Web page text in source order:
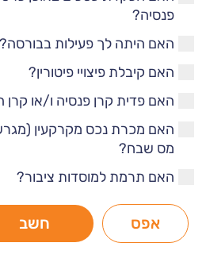
פנסיה?
האם היתה לך פעילות בבורסה?
האם קיבלת פיצויי פיטורין?
האם פדית קרן פנסיה ו/או
האם מכרת נכס מקרקעין
מס שבח?
האם תרמת למוסדות ציבור?